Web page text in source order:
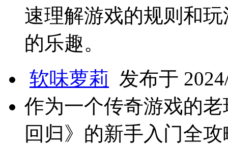
速理解游戏的规则和
的乐趣。
软味萝莉 发布于
作为一个传奇游戏的
回归》的新手入门全